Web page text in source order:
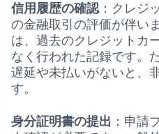
信用履歴の確認：クレジ
の金融取引の評価が伴い
は、過去のクレジットカ
なく行われた記録です。
遅延や未払いがないと、
す。
身分証明書の提出 ：申請